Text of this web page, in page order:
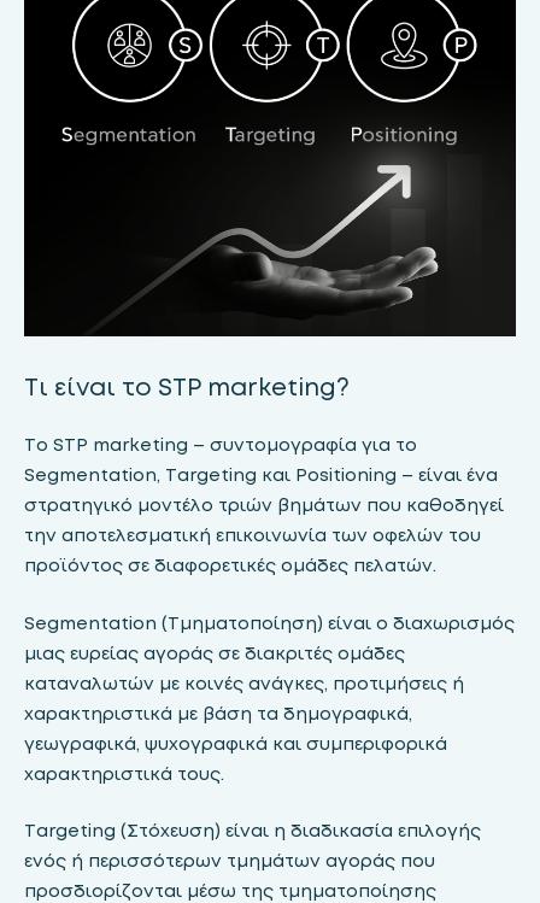
Τι είναι το STP marketing?
Το STP marketing – συντομογραφία για το
Segmentation, Targeting και Positioning – είναι ένα
στρατηγικό μοντέλο τριών βημάτων που καθοδηγεί
την αποτελεσματική επικοινωνία των οφελών του
προϊόντος σε διαφορετικές ομάδες πελατών.
Segmentation (Τμηματοποίηση) είναι ο διαχωρισμός
μιας ευρείας αγοράς σε διακριτές ομάδες
καταναλωτών με κοινές ανάγκες, προτιμήσεις ή
χαρακτηριστικά με βάση τα δημογραφικά,
γεωγραφικά, ψυχογραφικά και συμπεριφορικά
χαρακτηριστικά τους.
Targeting (Στόχευση) είναι η διαδικασία επιλογής
ενός ή περισσότερων τμημάτων αγοράς που
προσδιορίζονται μέσω της τμηματοποίησης